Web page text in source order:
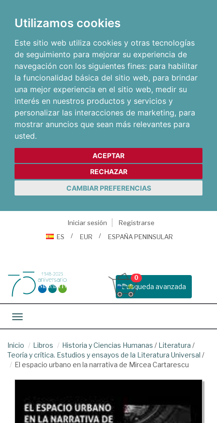
Utilizamos cookies
Este sitio web utiliza cookies y otras tecnologías
de seguimiento para mejorar su experiencia de
navegación con los siguientes fines: para habilitar
la funcionalidad básica del sitio web, para brindar
una mejor experiencia en el sitio web, medir su
interés en nuestros productos y servicios y
personalizar las interacciones de marketing, para
mostrar anuncios que sean más relevantes para
usted.
ACEPTAR
RECHAZAR
CAMBIAR PREFERENCIAS
Iniciar sesión
Registrarse
ES
EUR ESPAÑA PENINSULAR
Busqueda avanzada
0
Toggle navigation
Inicio Libros Historia y Ciencias Humanas / Literatura /
Teoría y crítica. Estudios y ensayos de la Literatura Universal /
El espacio urbano en la narrativa de Mircea Cartarescu